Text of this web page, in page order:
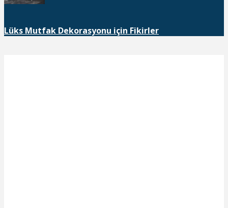
Lüks Mutfak Dekorasyonu için Fikirler